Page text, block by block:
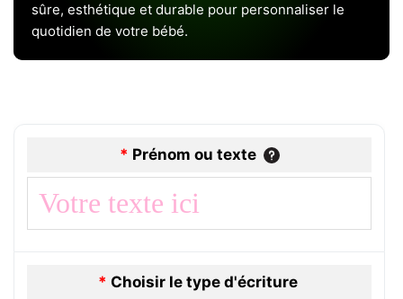
sûre, esthétique et durable pour personnaliser le
quotidien de votre bébé.
* Prénom ou texte
* Choisir le type d'écriture